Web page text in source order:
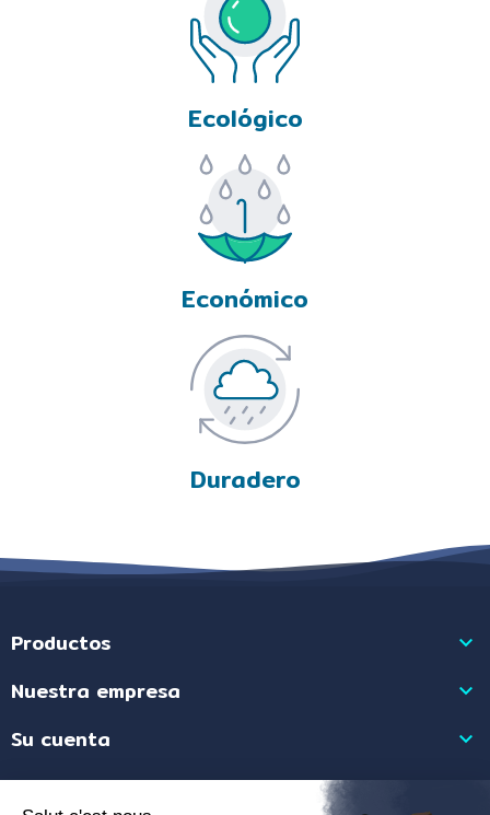
Ecológico
Económico
Duradero
Productos 
Nuestra empresa 
Su cuenta 
Información de la tienda